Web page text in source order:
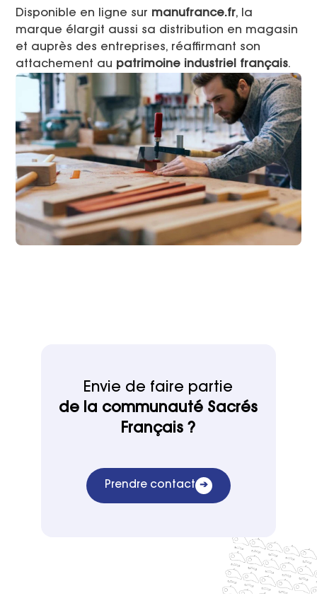
Disponible en ligne sur manufrance.fr, la
marque élargit aussi sa distribution en magasin
et auprès des entreprises, réaffirmant son
attachement au patrimoine industriel français.
Envie de faire partie
de la communauté Sacrés
Français ?
Prendre contact ➔